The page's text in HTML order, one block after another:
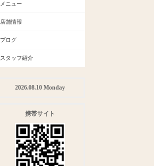
メニュー
店舗情報
ブログ
スタッフ紹介
2026.08.10 Monday
携帯サイト